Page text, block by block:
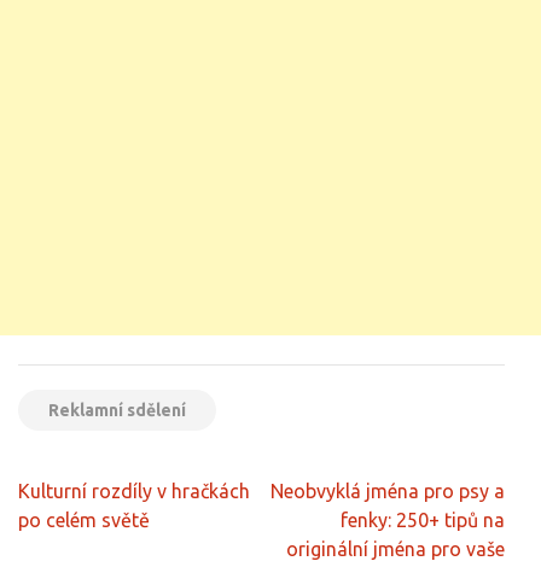
Reklamní sdělení
Navigace
pro
Kulturní rozdíly v hračkách
po celém světě
Neobvyklá jména pro psy a
fenky: 250+ tipů na
originální jména pro vaše